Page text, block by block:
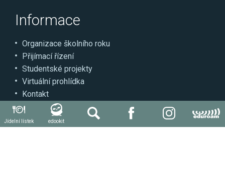
Jídelní lístek edookit
Informace
Organizace školního roku
Přijímací řízení
Studentské projekty
Virtuální prohlídka
Kontakt
Může se hodit